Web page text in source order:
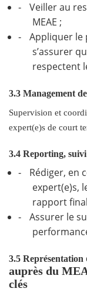
-
Veiller au
MEAE ;
-
Appliquer le
s’assurer
respectent
3.3 Management
Supervision et
expert(e)s de court
3.4 Reporting,
-
Rédiger, en
expert(e)s,
rapport
-
Assurer le
3.5 Représentation
auprès du
clés